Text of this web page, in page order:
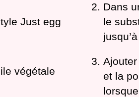
Just egg
végétale
Dans
le
et la